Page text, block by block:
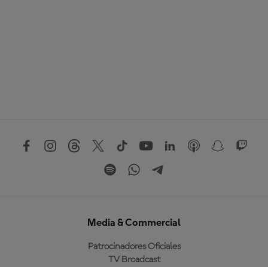
Media & Commercial
Patrocinadores Oficiales
TV Broadcast